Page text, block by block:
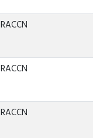
RACCN
RACCN
RACCN